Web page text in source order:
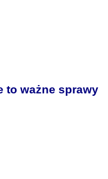
to ważne sprawy